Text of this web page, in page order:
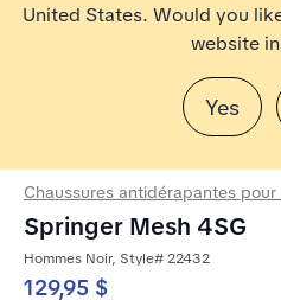
United States. Would you
website
Yes
Chaussures antidérapantes pour
Springer Mesh 4SG
Hommes Noir, Style# 22432
129,95 $